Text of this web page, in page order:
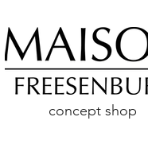
concept shop